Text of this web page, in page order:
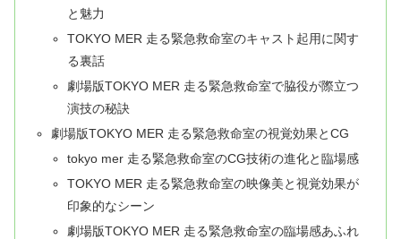
と魅力
TOKYO MER 走る緊急救命室のキャスト起用に関す
る裏話
劇場版TOKYO MER 走る緊急救命室で脇役が際立つ
演技の秘訣
劇場版TOKYO MER 走る緊急救命室の視覚効果とCG
tokyo mer 走る緊急救命室のCG技術の進化と臨場感
TOKYO MER 走る緊急救命室の映像美と視覚効果が
印象的なシーン
劇場版TOKYO MER 走る緊急救命室の臨場感あふれ